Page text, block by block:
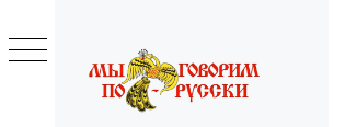
to
content